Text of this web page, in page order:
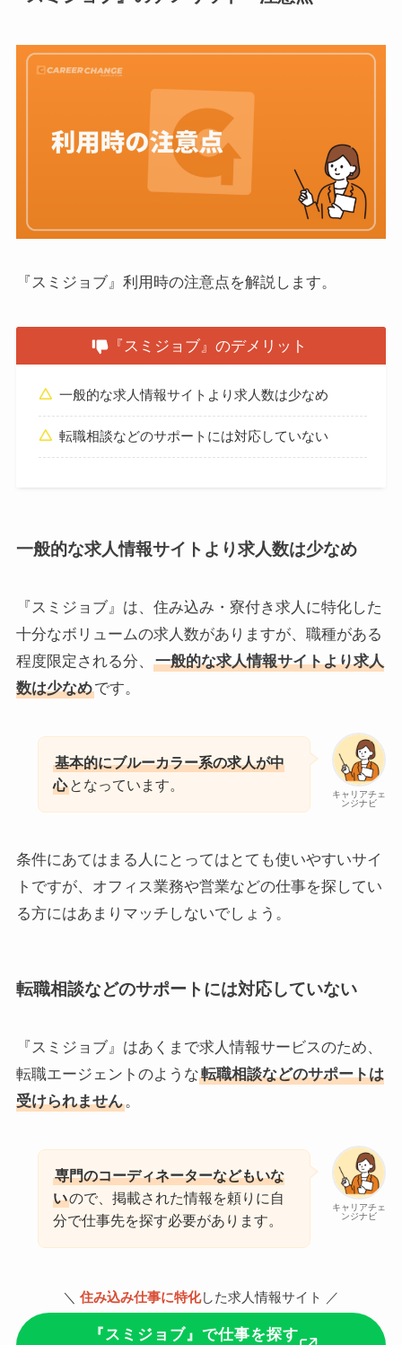
『スミジョブ』利用時の注意点を解説します。
『スミジョブ』のデメリット
一般的な求人情報サイトより求人数は少なめ
転職相談などのサポートには対応していない
一般的な求人情報サイトより求人数は少なめ
『スミジョブ』は、住み込み・寮付き求人に特化した
十分なボリュームの求人数がありますが、職種がある
程度限定される分、
一般的な求人情報サイトより求人
数は少なめです。
キャリアチェ
ンジナビ
基本的にブルーカラー系の求人が中
心 となっています。
条件にあてはまる人にとってはとても使いやすいサイ
トですが、オフィス業務や営業などの仕事を探してい
る方にはあまりマッチしないでしょう。
転職相談などのサポートには対応していない
『スミジョブ』はあくまで求人情報サービスのため、
転職エージェントのような転職相談などのサポートは
受けられません。
キャリアチェ
ンジナビ
専門のコーディネーターなどもいな
いので、掲載された情報を頼りに自
分で仕事先を探す必要があります。
＼ 住み込み仕事に特化した求人情報サイト ／
『スミジョブ』で仕事を探す